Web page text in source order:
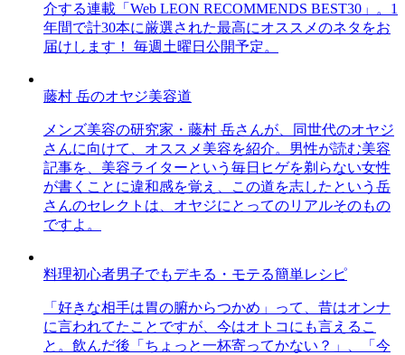
介する連載「Web LEON RECOMMENDS BEST30」。1
年間で計30本に厳選された最高にオススメのネタをお
届けします！ 毎週土曜日公開予定。
藤村 岳のオヤジ美容道
メンズ美容の研究家・藤村 岳さんが、同世代のオヤジ
さんに向けて、オススメ美容を紹介。男性が読む美容
記事を、美容ライターという毎日ヒゲを剃らない女性
が書くことに違和感を覚え、この道を志したという岳
さんのセレクトは、オヤジにとってのリアルそのもの
ですよ。
料理初心者男子でもデキる・モテる簡単レシピ
「好きな相手は胃の腑からつかめ」って、昔はオンナ
に言われてたことですが、今はオトコにも言えるこ
と。飲んだ後「ちょっと一杯寄ってかない？」、「今